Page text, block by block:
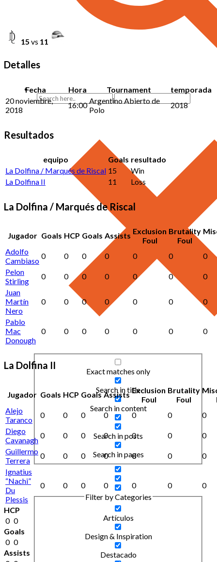
Exact matches only
Search in title
Search in content
Search in posts
Search in pages
Filter by Categories
Artículos
Design & Inspiration
Destacado
15 vs 11
Detalles
Fecha Hora Tournament
temporada
20 noviembre,
2018
16:00 Argentino Abierto de
Polo
2018
Resultados
equipo Goals resultado
La Dolfina / Marqués de Riscal 15
Win
La Dolfina II
11 Loss
La Dolfina / Marqués de Riscal
Jugador Goals HCP Goals Assists Exclusion
Foul
Brutality
Foul
Adolfo
Cambiaso
0 0 0 0 0 0
0
Pelon
Stirling
0 0 0 0 0 0
0
Juan
Martín
Nero
0 0 0 0 0 0 0
Pablo
Mac
Donough
0 0 0 0 0 0 0
La Dolfina II
Jugador Goals HCP Goals Assists Exclusion
Foul
Brutality
Foul
Alejo
Taranco
0 0 0 0 0 0
0
Diego
Cavanagh
0 0 0 0 0 0
0
Guillermo
Terrera
0 0 0 0 0 0
0
Ignatius
“Nachi”
Du
Plessis
0 0 0 0 0 0 0
HCP
0 0
Goals
0 0
Assists